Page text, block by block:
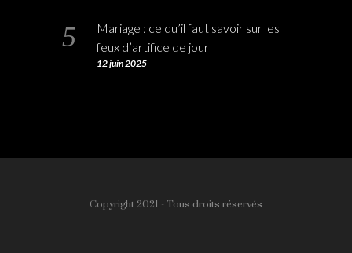
Mariage : ce qu’il faut savoir sur les
feux d’artifice de jour
12 juin 2025
Copyright 2021 - Tous droits réservés